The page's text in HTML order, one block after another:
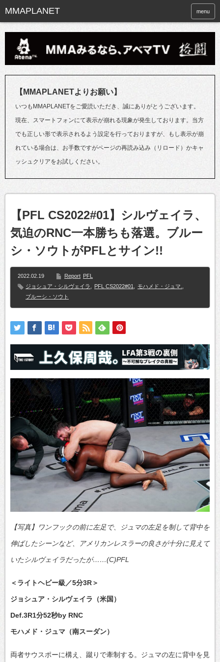
menu
【MMAPLANETよりお願い】
いつもMMAPLANETをご愛読いただき、誠にありがとうございます。
現在、スマートフォンにて表示が崩れる現象が発生しております。当方
でも正しい形で表示されるよう設定を行っておりますが、もし表示が崩
れている場合は、お手数ですがページの再読み込み（リロード）かキャ
ッシュクリアをお試しください。
【PFL CS2022#01】シルヴェイラ、
気迫のRNC一本勝ちも落選。ブルー
シ・ソウトがPFLとサイン!!
2022.02.19 Report PFL
ジョシュア・シルヴェイラ
PFL CS2022#01 モハメド・ジュマ.
ブルーシ・ソウト
【写真】ワンフックの前に左足で、ジュマの左足を制して背中を
伸ばしたシーンなど、アメリカンレスラーの良さが十分に見えて
いたシルヴェイラだったが……(C)PFL
＜ライトヘビー級／5分3R＞
ジョシュア・シルヴェイラ（米国）
Def.3R1分52秒by RNC
モハメド・ジュマ（南スーダン）
両者サウスポーに構え、蹴りで牽制する。ジュマの左に背中を見